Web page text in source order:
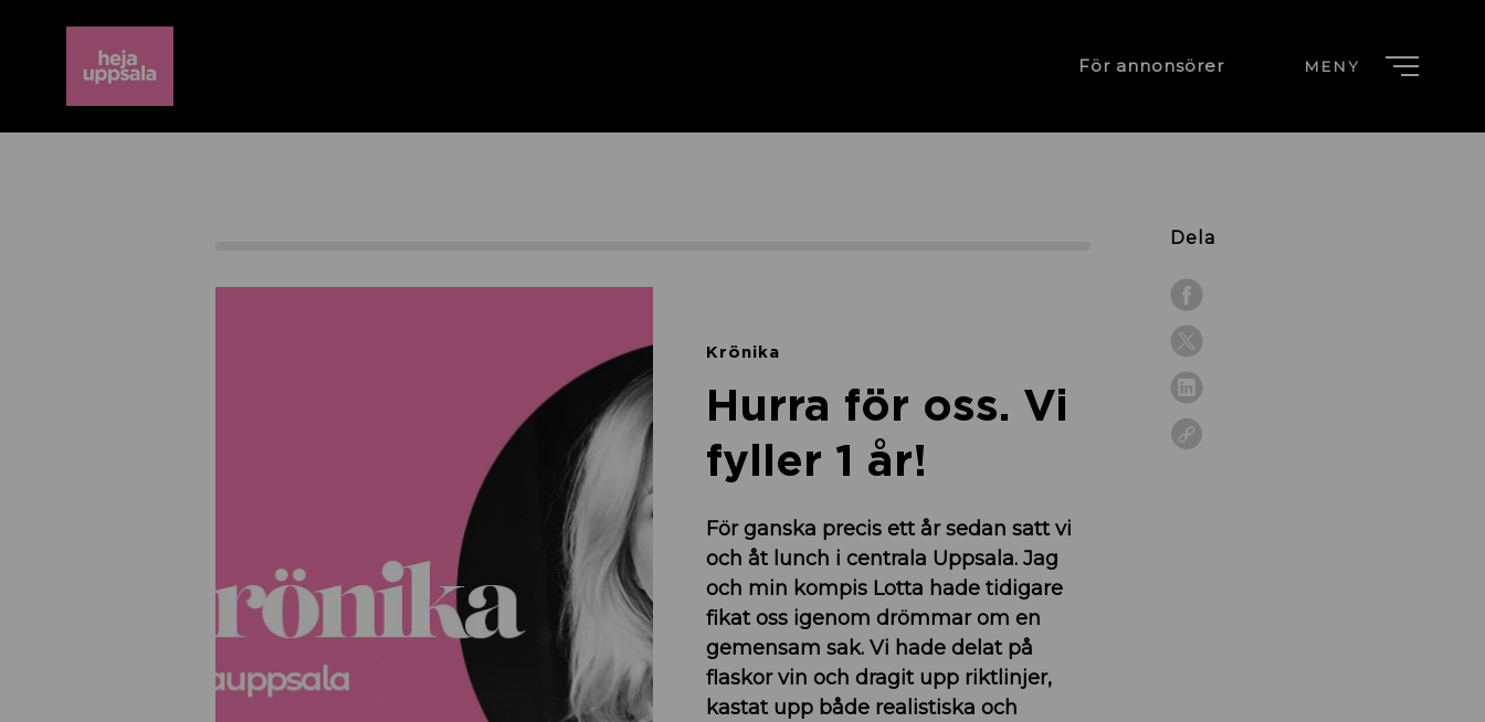
För annonsörer MENY
Dela
Krönika
Hurra för oss. Vi
fyller 1 år!
För ganska precis ett år sedan satt vi
och åt lunch i centrala Uppsala. Jag
och min kompis Lotta hade tidigare
fikat oss igenom drömmar om en
gemensam sak. Vi hade delat på
flaskor vin och dragit upp riktlinjer,
kastat upp både realistiska och